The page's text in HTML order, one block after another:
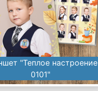
"Теплое настроение
0101"